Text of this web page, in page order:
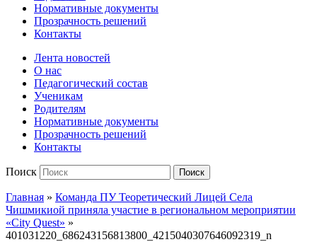
Нормативные документы
Прозрачность решений
Контакты
Лента новостей
О нас
Педагогический состав
Ученикам
Родителям
Нормативные документы
Прозрачность решений
Контакты
Поиск Поиск
Главная » Команда ПУ Теоретический Лицей Села
Чишмикиой приняла участие в региональном мероприятии
«City Quest» »
401031220_686243156813800_4215040307646092319_n